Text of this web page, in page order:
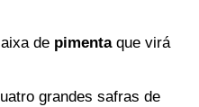
de pimentaque virá
grandes safras de